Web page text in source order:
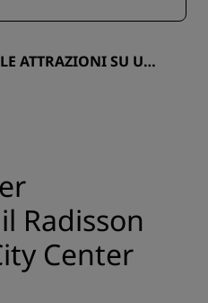
ATTRAZIONI SU UNA
Radisson
Center